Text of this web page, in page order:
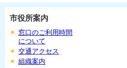
市役所案内
窓口のご利用時間
について
交通アクセス
組織案内